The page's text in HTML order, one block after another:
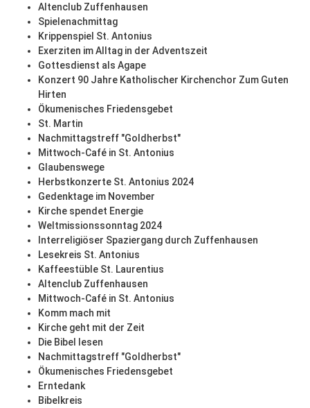
Altenclub Zuffenhausen
Spielenachmittag
Krippenspiel St. Antonius
Exerziten im Alltag in der Adventszeit
Gottesdienst als Agape
Konzert 90 Jahre Katholischer Kirchenchor Zum Guten
Hirten
Ökumenisches Friedensgebet
St. Martin
Nachmittagstreff "Goldherbst"
Mittwoch-Café in St. Antonius
Glaubenswege
Herbstkonzerte St. Antonius 2024
Gedenktage im November
Kirche spendet Energie
Weltmissionssonntag 2024
Interreligiöser Spaziergang durch Zuffenhausen
Lesekreis St. Antonius
Kaffeestüble St. Laurentius
Altenclub Zuffenhausen
Mittwoch-Café in St. Antonius
Komm mach mit
Kirche geht mit der Zeit
Die Bibel lesen
Nachmittagstreff "Goldherbst"
Ökumenisches Friedensgebet
Erntedank
Bibelkreis